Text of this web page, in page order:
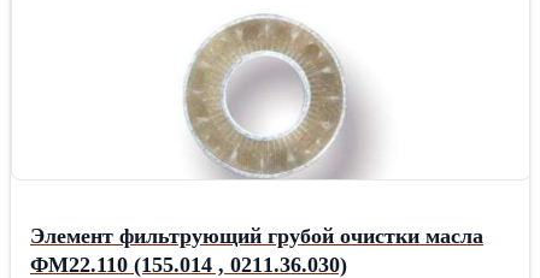
Элемент фильтрующий грубой очистки масла
ФМ22.110 (155.014 , 0211.36.030)